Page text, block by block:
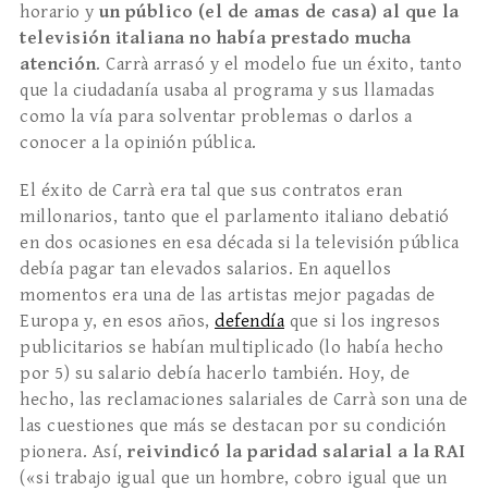
horario y un público (el de amas de casa) al que la
televisión italiana no había prestado mucha
atención. Carrà arrasó y el modelo fue un éxito, tanto
que la ciudadanía usaba al programa y sus llamadas
como la vía para solventar problemas o darlos a
conocer a la opinión pública.
El éxito de Carrà era tal que sus contratos eran
millonarios, tanto que el parlamento italiano debatió
en dos ocasiones en esa década si la televisión pública
debía pagar tan elevados salarios. En aquellos
momentos era una de las artistas mejor pagadas de
Europa y, en esos años, defendía que si los ingresos
publicitarios se habían multiplicado (lo había hecho
por 5) su salario debía hacerlo también. Hoy, de
hecho, las reclamaciones salariales de Carrà son una de
las cuestiones que más se destacan por su condición
pionera. Así, reivindicó la paridad salarial a la RAI
(«si trabajo igual que un hombre, cobro igual que un